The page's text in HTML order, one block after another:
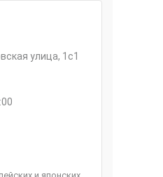
улица, 1с1